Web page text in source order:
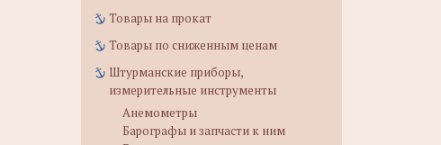
Товары на прокат
Товары по сниженным ценам
Штурманские приборы,
измерительные инструменты
Анемометры
Барографы и запчасти к ним